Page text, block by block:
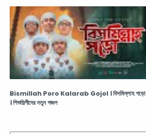
Bismillah Poro Kalarab Gojol । বিসমিল্লাহ পড়ো
। শিশুশিল্পীদের নতুন গজল